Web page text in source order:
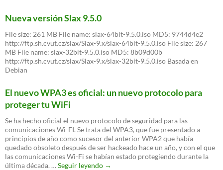
Nueva versión Slax 9.5.0
File size: 261 MB File name: slax-64bit-9.5.0.iso MD5: 9744d4e2
http://ftp.sh.cvut.cz/slax/Slax-9.x/slax-64bit-9.5.0.iso File size: 267
MB File name: slax-32bit-9.5.0.iso MD5: 8b09d00b
http://ftp.sh.cvut.cz/slax/Slax-9.x/slax-32bit-9.5.0.iso Basada en
Debian
El nuevo WPA3 es oficial: un nuevo protocolo para
proteger tu WiFi
Se ha hecho oficial el nuevo protocolo de seguridad para las
comunicaciones Wi-FI. Se trata del WPA3, que fue presentado a
principios de año como sucesor del anterior WPA2 que había
quedado obsoleto después de ser hackeado hace un año, y con el que
las comunicaciones Wi-Fi se habían estado protegiendo durante la
última década. …Seguir leyendo El
→